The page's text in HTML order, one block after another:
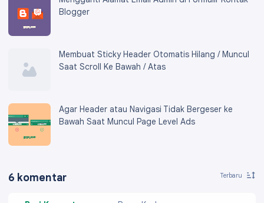
Blogger
Membuat Sticky Header Otomatis Hilang / Muncul
Saat Scroll Ke Bawah / Atas
Agar Header atau Navigasi Tidak Bergeser ke
Bawah Saat Muncul Page Level Ads
6 komentar